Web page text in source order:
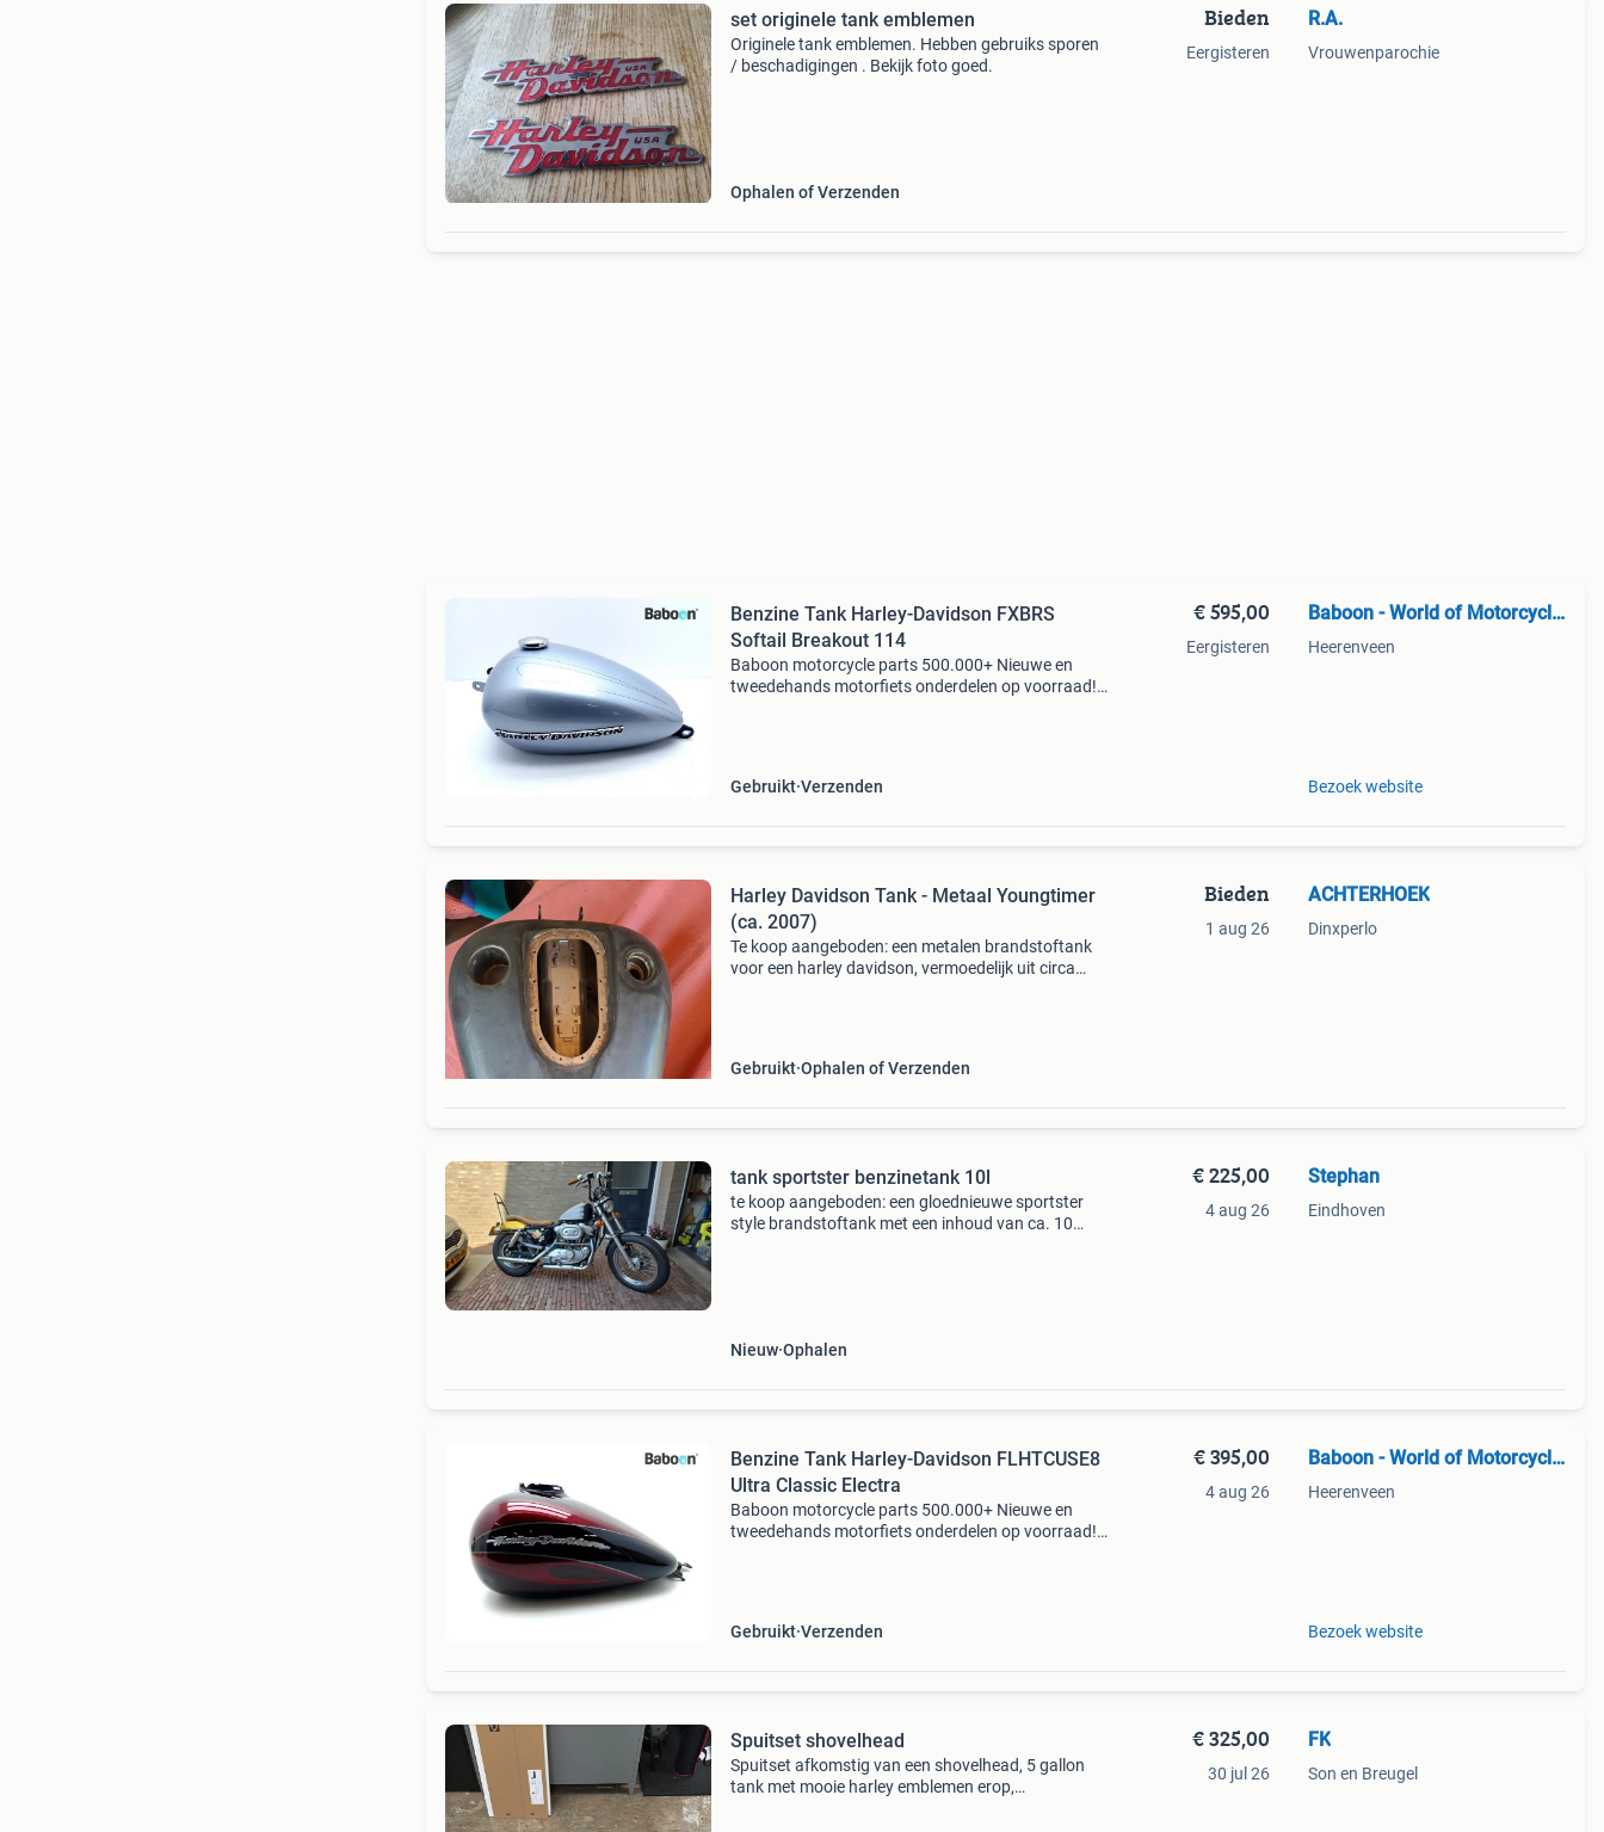
set originele tank emblemen
Originele tank emblemen. Hebben gebruiks sporen
/ beschadigingen . Bekijk foto goed.
Ophalen of Verzenden
Bieden
Eergisteren
R.A.
Vrouwenparochie
Benzine Tank Harley-Davidson FXBRS
Softail Breakout 114
Baboon motorcycle parts 500.000+ Nieuwe en
tweedehands motorfiets onderdelen op voorraad!
Gebruikt Verzenden
€ 595,00
Eergisteren
Baboon - World of Motorcycle Parts
Heerenveen
Bezoek website
Harley Davidson Tank - Metaal Youngtimer
(ca. 2007)
Te koop aangeboden: een metalen brandstoftank
voor een harley davidson, vermoedelijk uit circa
Gebruikt Ophalen of Verzenden
Bieden
1 aug 26
ACHTERHOEK
Dinxperlo
tank sportster benzinetank 10l
​te koop aangeboden: een gloednieuwe sportster
style brandstoftank met een inhoud van ca. 10
Nieuw Ophalen
€ 225,00
4 aug 26
Stephan
Eindhoven
Benzine Tank Harley-Davidson FLHTCUSE8
Ultra Classic Electra
Baboon motorcycle parts 500.000+ Nieuwe en
tweedehands motorfiets onderdelen op voorraad!
Gebruikt Verzenden
€ 395,00
4 aug 26
Baboon - World of Motorcycle Parts
Heerenveen
Bezoek website
Spuitset shovelhead
Spuitset afkomstig van een shovelhead, 5 gallon
tank met mooie harley emblemen erop,
€ 325,00
30 jul 26
FK
Son en Breugel